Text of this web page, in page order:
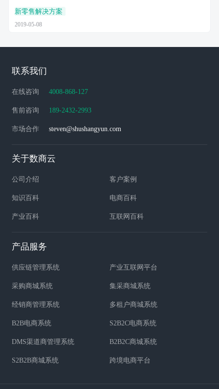
新零售解决方案
2019-05-08
联系我们
在线咨询 4008-868-127
售前咨询 189-2432-2993
市场合作 steven@shushangyun.com
关于数商云
公司介绍 客户案例
知识百科 电商百科
产业百科 互联网百科
产品服务
供应链管理系统 产业互联网平台
采购商城系统 集采商城系统
经销商管理系统 多租户商城系统
B2B电商系统 S2B2C电商系统
DMS渠道商管理系统 B2B2C商城系统
S2B2B商城系统 跨境电商平台